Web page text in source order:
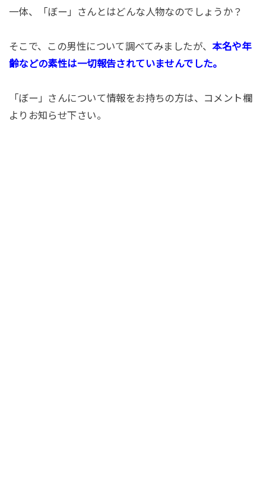
一体、「ぼー」さんとはどんな人物なのでしょうか？
そこで、この男性について調べてみましたが、本名や年
齢などの素性は一切報告されていませんでした。
「ぼー」さんについて情報をお持ちの方は、コメント欄
よりお知らせ下さい。